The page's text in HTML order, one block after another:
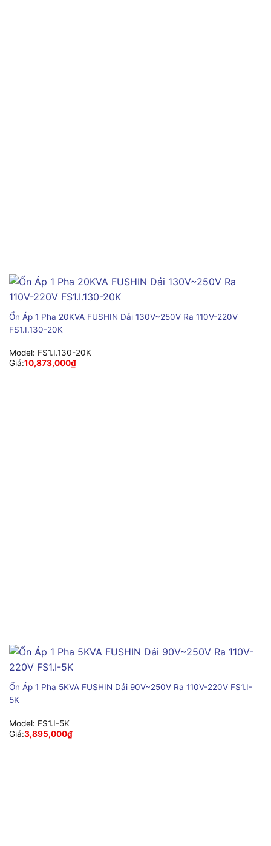
Ổn Áp 1 Pha 20KVA FUSHIN Dải 130V~250V Ra 110V-220V
FS1.I.130-20K
Model: FS1.I.130-20K
Giá:10,873,000₫
Ổn Áp 1 Pha 5KVA FUSHIN Dải 90V~250V Ra 110V-220V FS1.I-
5K
Model: FS1.I-5K
Giá:3,895,000₫